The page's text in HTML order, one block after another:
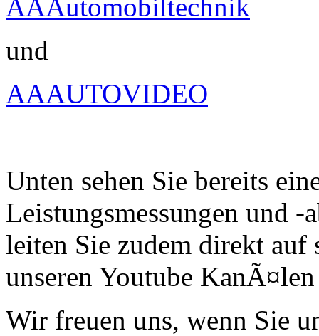
AAAutomobiltechnik
und
AAAUTOVIDEO
Unten sehen Sie bereits
Leistungsmessungen und -
leiten Sie zudem direkt auf
unseren Youtube
Wir freuen uns, wenn Sie